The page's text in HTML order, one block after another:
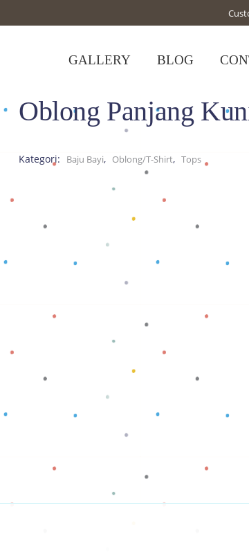
GALLERY BLOG
AOblong Panjang
Kategori: Baju Bayi, Oblong/T-Shirt, Tops